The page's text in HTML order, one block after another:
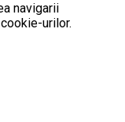
navigarii
urilor.